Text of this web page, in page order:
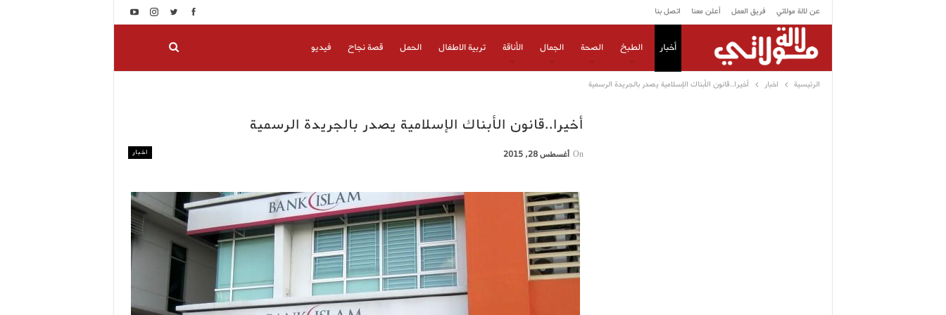
عن لالة مولاتي فريق العمل أعلن معنا اتصل بنا
أخبار الطبخ الصحة الجمال الأناقة تربية الاطفال الحمل قصة نجاح فيديو
الرئيسية اخبار أخيرا..قانون الأبناك الإسلامية يصدر بالجريدة الرسمية
أخيرا..قانون الأبناك الإسلامية يصدر بالجريدة الرسمية
اخبار On أغسطس 28, 2015